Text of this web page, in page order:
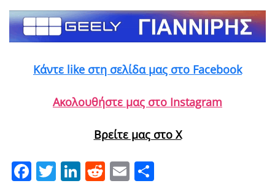
Κάντε like στη σελίδα μας στο Facebook
Ακολουθήστε μας στο Instagram
Βρείτε μας στο X
Facebook
Twitter
LinkedIn
Reddit
Email